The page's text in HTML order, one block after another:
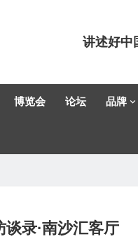
讲述好中
博览会 论坛 品牌
谈录·南沙汇客厅